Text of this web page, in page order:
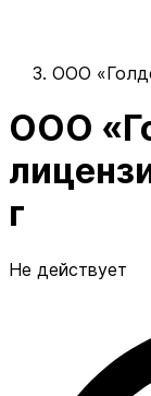
ООО
ООО
г
Не действует